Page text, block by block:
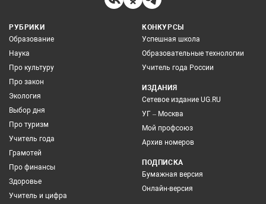
РУБРИКИ
Образование
Наука
Про культуру
Про закон
Экология
Выбор дня
Про туризм
Учитель года
Грамотей
Про финансы
Здоровье
Учитель и цифра
КОНКУРСЫ
Успешная школа
Образовательные технологии
Учитель года России
ИЗДАНИЯ
Сетевое издание UG.RU
УГ – Москва
Мой профсоюз
Архив номеров
ПОДПИСКА
Бумажная версия
Онлайн-версия